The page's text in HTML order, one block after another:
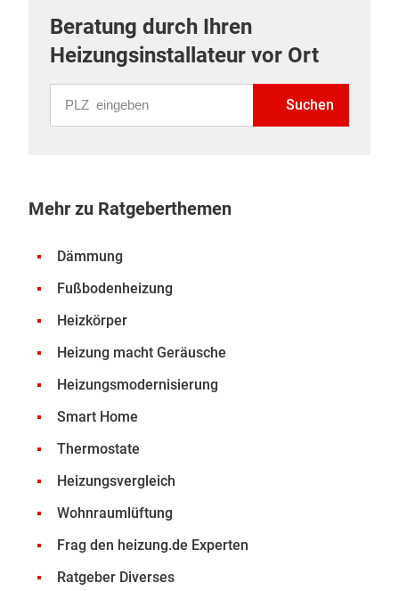
Beratung durch Ihren
Heizungsinstallateur vor Ort
Suchen
Mehr zu Ratgeberthemen
Dämmung
Fußbodenheizung
Heizkörper
Heizung macht Geräusche
Heizungsmodernisierung
Smart Home
Thermostate
Heizungsvergleich
Wohnraumlüftung
Frag den heizung.de Experten
Ratgeber Diverses